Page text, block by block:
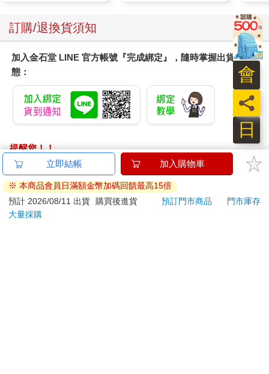
訂購/退換貨須知
加入金石堂 LINE 官方帳號『完成綁定』，隨時掌握出貨動
態：
提醒您！！
金石堂及銀行均不會請您操作ATM! 如接獲電話要求您前往
ATM提款機，請不要聽從指示，以免受騙上當！
退換貨須知：
**提醒您，鑑賞期不等於試用期，退回商品須為全新狀態**
立即結帳 加入購物車
※ 本商品會員日滿額金幣加碼回饋最高15倍
預計 2026/08/11 出貨
購買後進貨 預訂門市商品
門市庫存
大量採購
日
員
會